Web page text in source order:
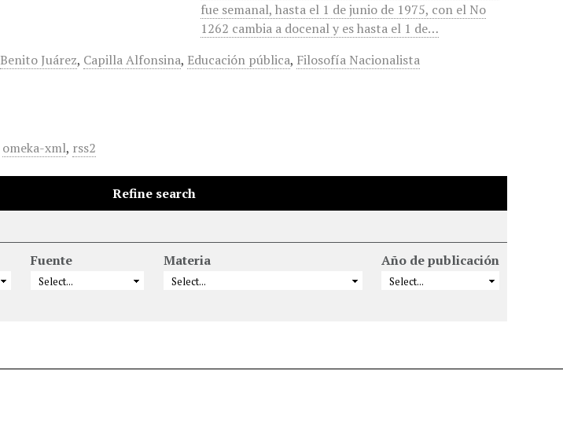
fue semanal, hasta el 1 de junio de 1975, con el No
1262 cambia a docenal y es hasta el 1 de…
Benito Juárez, Capilla Alfonsina, Educación pública, Filosofía Nacionalista
omeka-xml, rss2
Refine search
Fuente Materia Año de publicación